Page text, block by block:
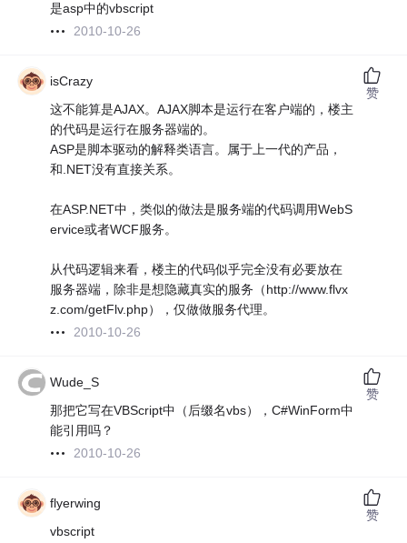
是asp中的vbscript
2010-10-26
isCrazy
这不能算是AJAX。AJAX脚本是运行在客户端的，楼主
的代码是运行在服务器端的。
ASP是脚本驱动的解释类语言。属于上一代的产品，
和.NET没有直接关系。
在ASP.NET中，类似的做法是服务端的代码调用WebS
ervice或者WCF服务。
从代码逻辑来看，楼主的代码似乎完全没有必要放在
服务器端，除非是想隐藏真实的服务（http://www.flvx
z.com/getFlv.php），仅做做服务代理。
2010-10-26
赞
Wude_S
那把它写在VBScript中（后缀名vbs），C#WinForm中
能引用吗？
2010-10-26
赞
flyerwing
vbscript
赞